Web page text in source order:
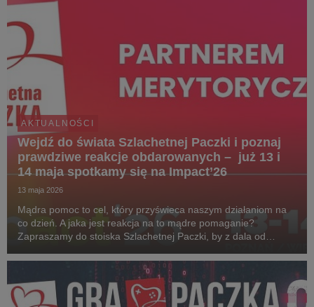
AKTUALNOŚCI
Wejdź do świata Szlachetnej Paczki i poznaj
prawdziwe reakcje obdarowanych – już 13 i
14 maja spotkamy się na Impact’26
13 maja 2026
Mądra pomoc to cel, który przyświeca naszym działaniom na
co dzień. A jaka jest reakcja na to mądre pomaganie?
Zapraszamy do stoiska Szlachetnej Paczki, by z dala od
prawdziwych emocji. Wystarczy wygodnie usiąść, zało...